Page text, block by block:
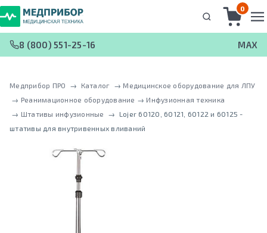
0
8 (800) 551-25-16 MAX
Медприбор ПРО → Каталог → Медицинское оборудование для ЛПУ
→ Реанимационное оборудование → Инфузионная техника
→ Штативы инфузионные →
Lojer 60120, 60121, 60122 и 60125 -
штативы для внутривенных вливаний